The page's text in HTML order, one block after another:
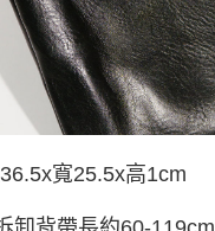
寬25.5x高1cm